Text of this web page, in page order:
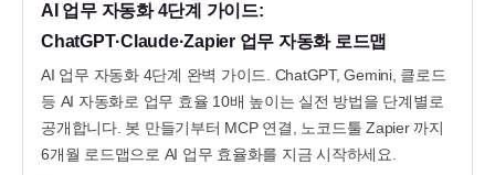
AI 업무 자동화 4단계 가이드:
ChatGPT·Claude·Zapier 업무 자동화 로드맵
AI 업무 자동화 4단계 완벽 가이드. ChatGPT, Gemini, 클로드
등 AI 자동화로 업무 효율 10배 높이는 실전 방법을 단계별로
공개합니다. 봇 만들기부터 MCP 연결, 노코드툴 Zapier 까지
6개월 로드맵으로 AI 업무 효율화를 지금 시작하세요.